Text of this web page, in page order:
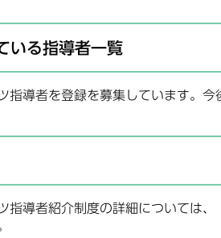
いる指導者一覧
指導者を登録を募集しています。
指導者紹介制度の詳細については